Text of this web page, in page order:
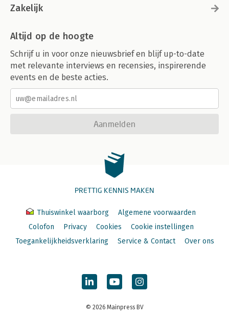
Zakelijk
Altijd op de hoogte
Schrijf u in voor onze nieuwsbrief en blijf up-to-date
met relevante interviews en recensies, inspirerende
events en de beste acties.
Aanmelden
PRETTIG KENNIS MAKEN
Thuiswinkel waarborg
Algemene voorwaarden
Colofon
Privacy Cookies
Cookie instellingen
Toegankelijkheidsverklaring
Service & Contact Over ons
© 2026 Mainpress BV